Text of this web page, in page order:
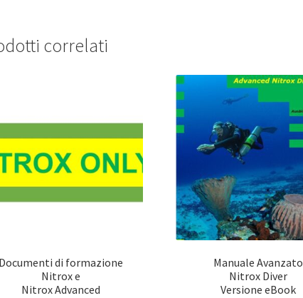
correlati
di formazione
Nitrox e
Nitrox Advanced
Manuale Avanzato
Nitrox Diver
Versione eBook